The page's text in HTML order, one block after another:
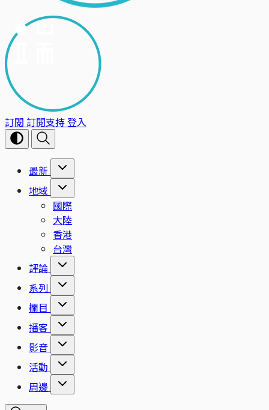
訂閱 訂閱支持登入
最新
地域
國際
大陸
香港
台灣
評論
系列
欄目
播客
影音
活動
周邊